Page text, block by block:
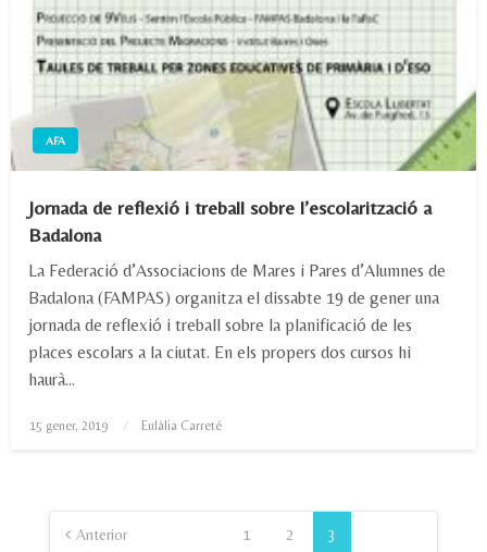
AFA
Jornada de reflexió i treball sobre l’escolarització a
Badalona
La Federació d’Associacions de Mares i Pares d’Alumnes de
Badalona (FAMPAS) organitza el dissabte 19 de gener una
jornada de reflexió i treball sobre la planificació de les
places escolars a la ciutat. En els propers dos cursos hi
haurà…
Posted
15 gener, 2019 Eulàlia Carreté
Paginació
de Anterior 1 2 3